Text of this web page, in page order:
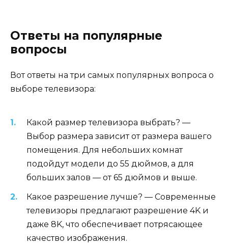
Ответы на популярные
вопросы
Вот ответы на три самых популярных вопроса о
выборе телевизора:
Какой размер телевизора выбрать? —
Выбор размера зависит от размера вашего
помещения. Для небольших комнат
подойдут модели до 55 дюймов, а для
больших залов — от 65 дюймов и выше.
Какое разрешение лучше? — Современные
телевизоры предлагают разрешение 4K и
даже 8K, что обеспечивает потрясающее
качество изображения.